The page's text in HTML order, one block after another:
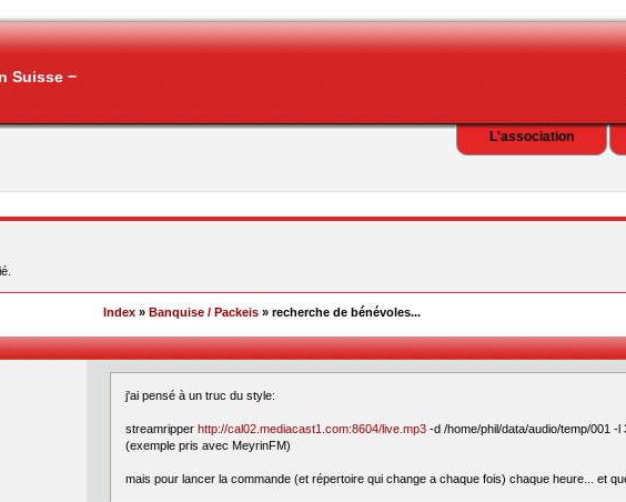
Suisse −
L'association
Index » Banquise / Packeis » recherche de bénévoles...
j'ai pensé à un truc du style:
streamripper http://cal02.mediacast1.com:8604/live.mp3 -d /home/phil/data/audio/temp/001 -l
(exemple pris avec MeyrinFM)
mais pour lancer la commande (et répertoire qui change a chaque fois) chaque heure... et